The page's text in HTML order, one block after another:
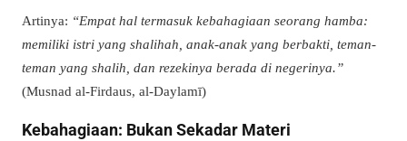
Artinya: “Empat hal termasuk kebahagiaan seorang hamba:
memiliki istri yang shalihah, anak-anak yang berbakti, teman-
teman yang shalih, dan rezekinya berada di negerinya.”
(Musnad al-Firdaus, al-Daylamī)
Kebahagiaan: Bukan Sekadar Materi